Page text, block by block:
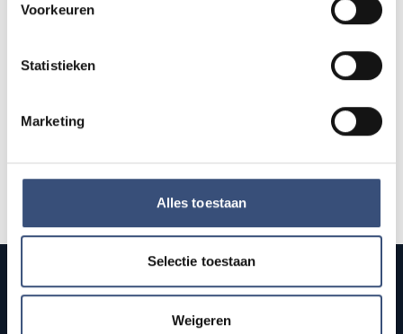
Voorkeuren
Statistieken
Marketing
Alles toestaan
Selectie toestaan
Weigeren
13
Dorpskerk Ouddorp